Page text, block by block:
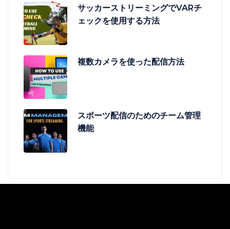
サッカーストリーミングでVARチ
ェックを使用する方法
複数カメラを使った配信方法
スポーツ配信のためのチーム管理
機能